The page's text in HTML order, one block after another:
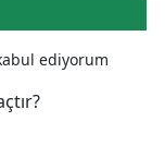
ediyorum